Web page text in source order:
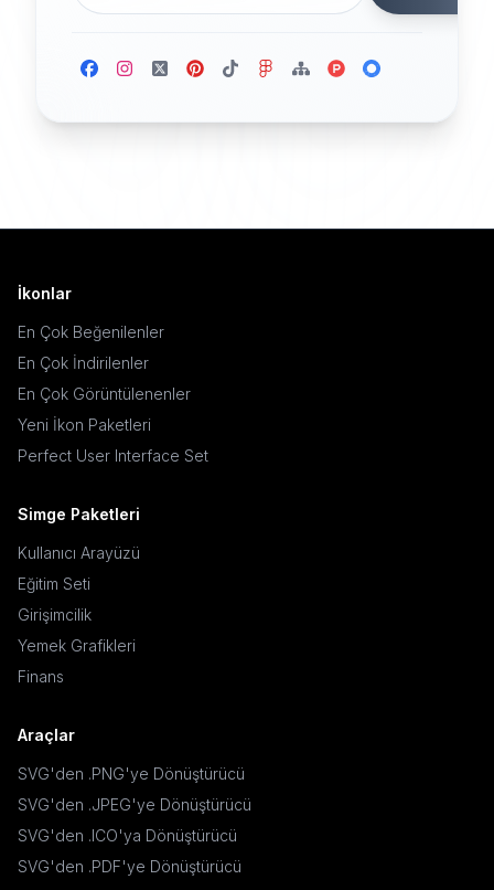
İkonlar
En Çok Beğenilenler
En Çok İndirilenler
En Çok Görüntülenenler
Yeni İkon Paketleri
Perfect User Interface Set
Simge Paketleri
Kullanıcı Arayüzü
Eğitim Seti
Girişimcilik
Yemek Grafikleri
Finans
Araçlar
SVG'den .PNG'ye Dönüştürücü
SVG'den .JPEG'ye Dönüştürücü
SVG'den .ICO'ya Dönüştürücü
SVG'den .PDF'ye Dönüştürücü